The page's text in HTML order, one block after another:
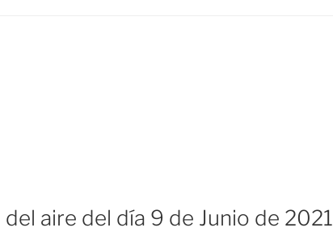
aire del día 9 de Junio de 2021